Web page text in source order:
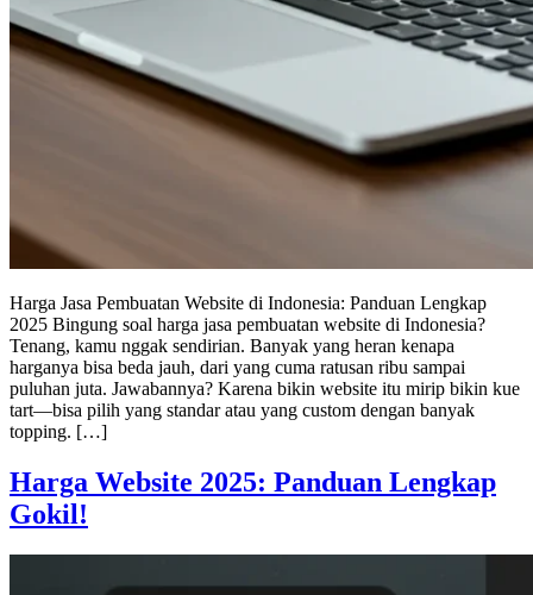
Harga Jasa Pembuatan Website di Indonesia: Panduan Lengkap
2025 Bingung soal harga jasa pembuatan website di Indonesia?
Tenang, kamu nggak sendirian. Banyak yang heran kenapa
harganya bisa beda jauh, dari yang cuma ratusan ribu sampai
puluhan juta. Jawabannya? Karena bikin website itu mirip bikin kue
tart—bisa pilih yang standar atau yang custom dengan banyak
topping. […]
Harga Website 2025: Panduan Lengkap
Gokil!